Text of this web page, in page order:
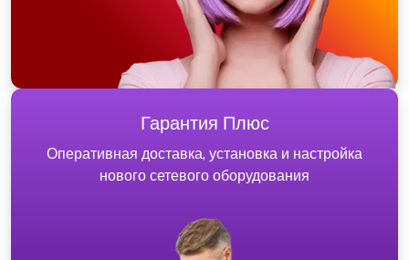
Гарантия Плюс
Оперативная доставка, установка и настройка
нового сетевого оборудования